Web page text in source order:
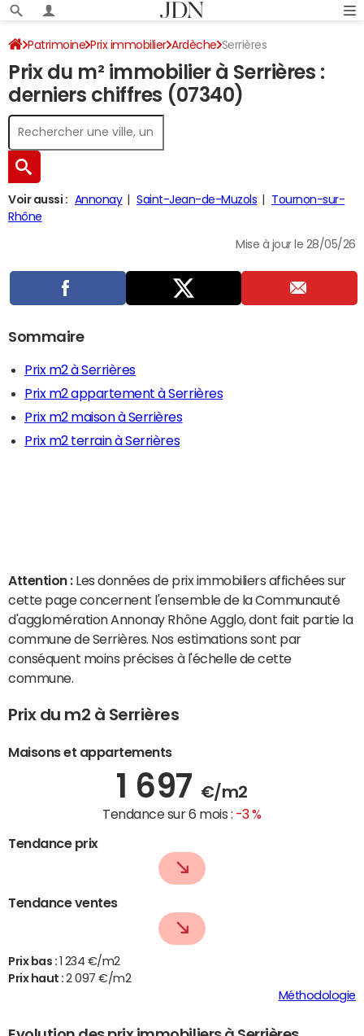
Patrimoine Prix immobilier Ardèche Serrières
Prix du m² immobilier à Serrières :
derniers chiffres (07340)
Voir aussi : Annonay Saint-Jean-de-Muzols
Tournon-sur-
Rhône
Mise à jour le 28/05/26
Sommaire
Prix m2 à Serrières
Prix m2 appartement à Serrières
Prix m2 maison à Serrières
Prix m2 terrain à Serrières
Attention : Les données de prix immobiliers affichées sur
cette page concernent l'ensemble de la Communauté
d'agglomération Annonay Rhône Agglo, dont fait partie la
commune de Serrières. Nos estimations sont par
conséquent moins précises à l'échelle de cette
commune.
Prix du m2 à Serrières
Maisons et appartements
1 697 €/m2
Tendance sur 6 mois : -3 %
Tendance prix
Tendance ventes
Prix bas :
1 234 €/m2
Prix haut :2 097 €/m2
Méthodologie